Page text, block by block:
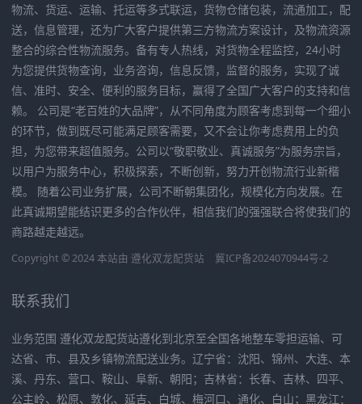
物流、货运、运输、托运等多式联运，货物仓储包装，流通加工，配
送，信息管理，还为广大客户提供第三方物流方案设计，及物流资源
整合的综合性物流服务。备有专人热线，对货物全程监控，24小时
为您提供货物查询，业务咨询，信息反馈，监督的服务，实现了诚
信、准时、安全、便利的服务目标，赢得了全国广大客户的支持和信
赖。 公司是“老百姓的大品牌”，从不同角度为顾客考虑到每一个细小
的环节，做到既尽可能满足顾客需要，又不会让你考虑费用上的负
担，为您带来超值服务。公司以“敬职敬业、真诚服务”为服务宗旨，
以用户为服务中心，积极探索，不断创新，努力开创物流行业新楷
模。 随着公司业务扩展，公司不断朝集团化，规模化方向发展。在
此真诚期望能结识更多的合作伙伴，相信我们的强强联合将使我们的
商路越走越远。
Copyright © 2024 本站由 遵化双龙配货站 冀ICP备2024070944号-2
联系我们
业务范围 遵化双龙配货站遵化到北京至全国各地整车零担运输、可
达省、市、县及乡镇物流配送业务。辽宁省：沈阳、锦州、大连、本
溪、丹东、营口、鞍山、阜新、朝阳；吉林省：长春、吉林、四平、
公主岭、松原、敦化、延吉、白城、梅河口、通化、白山；黑龙江：